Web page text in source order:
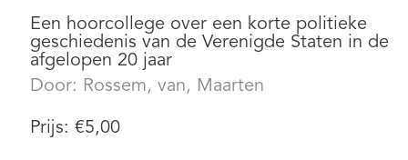
Een hoorcollege over een korte politieke
geschiedenis van de Verenigde Staten in de
afgelopen 20 jaar
Door: Rossem, van, Maarten
Prijs: €5,00